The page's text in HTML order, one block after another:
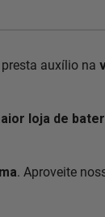
auxílio na
loja de
. Aproveite